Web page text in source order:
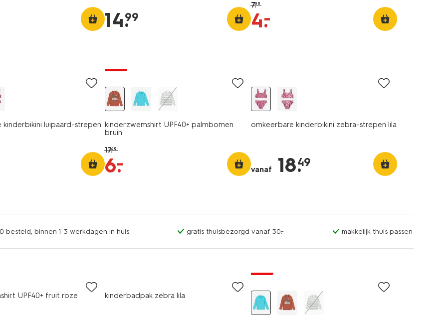
14.
99
7.99
4.
–
kinderbikini luipaard-strepen kinderzwemshirt UPF40+ palmbomen
bruin
17.49
6.
–
omkeerbare kinderbikini zebra-strepen lila
vanaf 18.
49
besteld, binnen 1-3 werkdagen in huis gratis thuisbezorgd vanaf 30.- makkelijk thuis passen
UPF40+ fruit roze kinderbadpak zebra lila